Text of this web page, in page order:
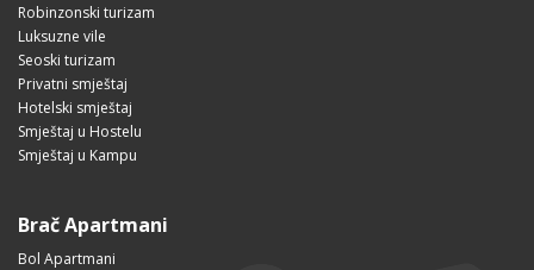
Robinzonski turizam
Luksuzne vile
Seoski turizam
Privatni smještaj
Hotelski smještaj
Smještaj u Hostelu
Smještaj u Kampu
Brač Apartmani
Bol Apartmani